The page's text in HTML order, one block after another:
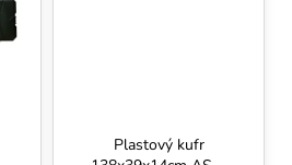
Plastový kufr